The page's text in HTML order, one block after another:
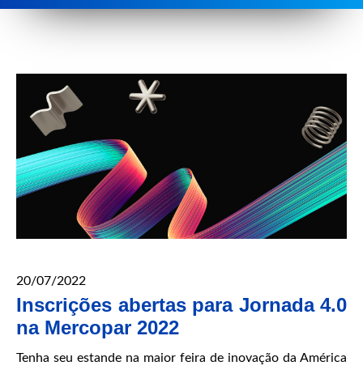
20/07/2022
Inscrições abertas para Jornada 4.0
na Mercopar 2022
Tenha seu estande na maior feira de inovação da América